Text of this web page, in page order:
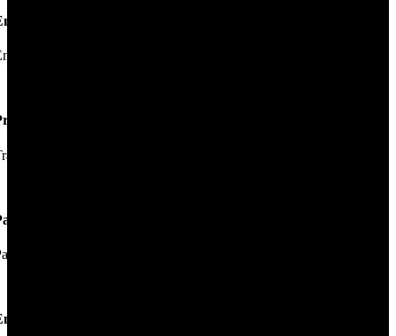
en 24hs
su pedido en 24hs.
de Calidad
las mejores marcas.
Seguros.
online en nuestra web.
Montevideo e Interior.